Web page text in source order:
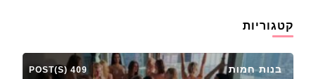
קטגוריות
בנות חמות 409 POST(S)